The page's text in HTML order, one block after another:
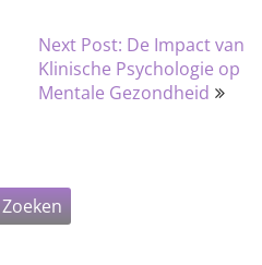
Next Post: De Impact van
Klinische Psychologie op
Mentale Gezondheid
Zoeken